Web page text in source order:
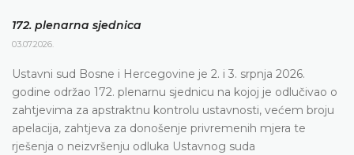
172. plenarna sjednica
03.07.2026.
Ustavni sud Bosne i Hercegovine je 2. i 3. srpnja 2026.
godine održao 172. plenarnu sjednicu na kojoj je odlučivao o
zahtjevima za apstraktnu kontrolu ustavnosti, većem broju
apelacija, zahtjeva za donošenje privremenih mjera te
rješenja o neizvršenju odluka Ustavnog suda